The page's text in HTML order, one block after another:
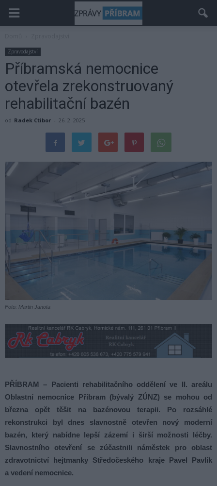
Zpravodajství
Příbramská nemocnice
otevřela zrekonstruovaný
rehabilitační bazén
od Radek Ctibor - 26. 2. 2025
Foto: Martin Janota
PŘÍBRAM – Pacienti rehabilitačního oddělení ve II. areálu
Oblastní nemocnice Příbram (bývalý ZÚNZ) se mohou od
března opět těšit na bazénovou terapii. Po rozsáhlé
rekonstrukci byl dnes slavnostně otevřen nový moderní
bazén, který nabídne lepší zázemí i širší možnosti léčby.
Slavnostního otevření se zúčastnili náměstek pro oblast
zdravotnictví hejtmanky Středočeského kraje Pavel Pavlík
a vedení nemocnice.